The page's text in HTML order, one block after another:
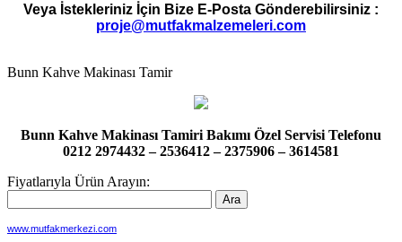
Veya İstekleriniz İçin Bize E-Posta Gönderebilirsiniz :
proje@mutfakmalzemeleri.com
Bunn Kahve Makinası Tamir
Bunn Kahve Makinası Tamiri Bakımı Özel Servisi Telefonu
0212 2974432 – 2536412 – 2375906 – 3614581
Fiyatlarıyla Ürün Arayın:
www.mutfakmerkezi.com